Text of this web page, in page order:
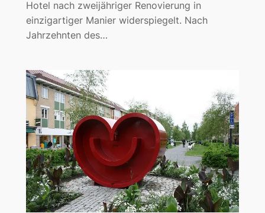
Hotel nach zweijähriger Renovierung in
einzigartiger Manier widerspiegelt. Nach
Jahrzehnten des…